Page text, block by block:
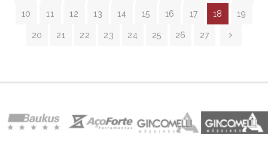
10 11 12 13 14 15 16 17 18 19
20 21 22 23 24 25 26 27